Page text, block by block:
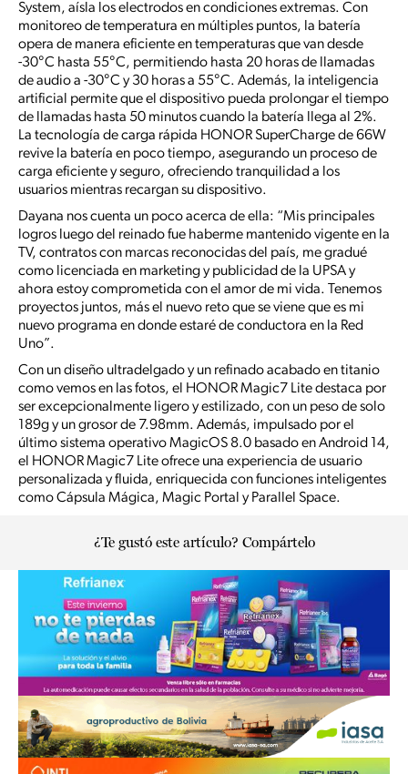
System, aísla los electrodos en condiciones extremas. Con
monitoreo de temperatura en múltiples puntos, la batería
opera de manera eficiente en temperaturas que van desde
-30°C hasta 55°C, permitiendo hasta 20 horas de llamadas
de audio a -30°C y 30 horas a 55°C. Además, la inteligencia
artificial permite que el dispositivo pueda prolongar el tiempo
de llamadas hasta 50 minutos cuando la batería llega al 2%.
La tecnología de carga rápida HONOR SuperCharge de 66W
revive la batería en poco tiempo, asegurando un proceso de
carga eficiente y seguro, ofreciendo tranquilidad a los
usuarios mientras recargan su dispositivo.
Dayana nos cuenta un poco acerca de ella: “Mis principales
logros luego del reinado fue haberme mantenido vigente en la
TV, contratos con marcas reconocidas del país, me gradué
como licenciada en marketing y publicidad de la UPSA y
ahora estoy comprometida con el amor de mi vida. Tenemos
proyectos juntos, más el nuevo reto que se viene que es mi
nuevo programa en donde estaré de conductora en la Red
Uno”.
Con un diseño ultradelgado y un refinado acabado en titanio
como vemos en las fotos, el HONOR Magic7 Lite destaca por
ser excepcionalmente ligero y estilizado, con un peso de solo
189g y un grosor de 7.98mm. Además, impulsado por el
último sistema operativo MagicOS 8.0 basado en Android 14,
el HONOR Magic7 Lite ofrece una experiencia de usuario
personalizada y fluida, enriquecida con funciones inteligentes
como Cápsula Mágica, Magic Portal y Parallel Space.
¿Te gustó este artículo? Compártelo